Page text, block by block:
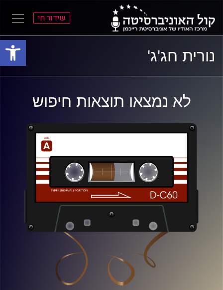
פתח
התפריט
הראשי
התוכן
הראשי
שידור חי
נורית חג'ג'
לא נמצאו תוצאות חיפוש